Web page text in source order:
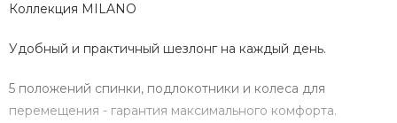
Коллекция MILANO
Удобный и практичный шезлонг на каждый день.
5 положений спинки, подлокотники и колеса для
перемещения - гарантия максимального комфорта.